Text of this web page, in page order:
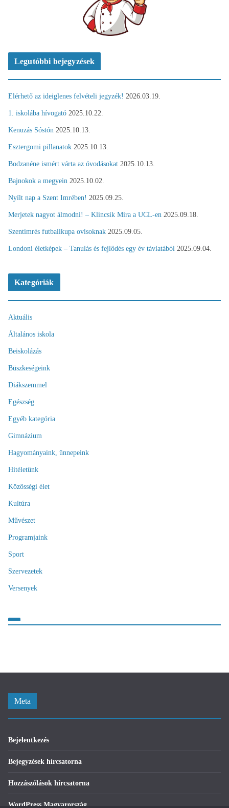
Legutóbbi bejegyzések
Elérhető az ideiglenes felvételi jegyzék! 2026.03.19.
1. iskolába hívogató 2025.10.22.
Kenuzás Sóstón 2025.10.13.
Esztergomi pillanatok 2025.10.13.
Bodzanéne ismért várta az óvodásokat 2025.10.13.
Bajnokok a megyein 2025.10.02.
Nyílt nap a Szent Imrében! 2025.09.25.
Merjetek nagyot álmodni! – Klincsik Míra a UCL-en 2025.09.18.
Szentimrés futballkupa ovisoknak 2025.09.05.
Londoni életképek – Tanulás és fejlődés egy év távlatából 2025.09.04.
Kategóriák
Aktuális
Általános iskola
Beiskolázás
Büszkeségeink
Diákszemmel
Egészség
Egyéb kategória
Gimnázium
Hagyományaink, ünnepeink
Hitéletünk
Közösségi élet
Kultúra
Művészet
Programjaink
Sport
Szervezetek
Versenyek
Meta
Bejelentkezés
Bejegyzések hírcsatorna
Hozzászólások hírcsatorna
WordPress Magyarország